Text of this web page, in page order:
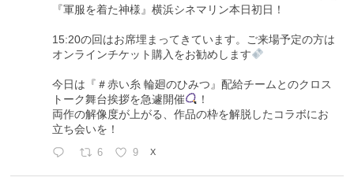
『軍服を着た神様』横浜シネマリン本日初日！
15:20の回はお席埋まってきています。ご来場予定の方は
オンラインチケット購入をお勧めします
今日は『＃赤い糸 輪廻のひみつ』配給チームとのクロス
トーク舞台挨拶を急遽開催
！
両作の解像度が上がる、作品の枠を解脱したコラボにお
立ち会いを！
6 9 X